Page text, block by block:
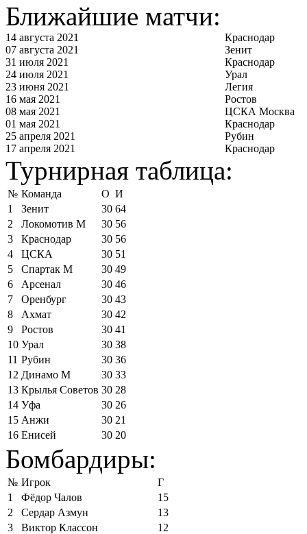
Ближайшие матчи:
14 августа 2021
Краснодар
07 августа 2021
Зенит
31 июля 2021
Краснодар
24 июля 2021
Урал
23 июня 2021
Легия
16 мая 2021
Ростов
08 мая 2021
ЦСКА Москва
01 мая 2021
Краснодар
25 апреля 2021
Рубин
17 апреля 2021
Краснодар
Турнирная таблица:
№ Команда О И
1
Зенит 30 64
2
Локомотив М 30 56
3
Краснодар 30 56
4
ЦСКА 30 51
5
Спартак М 30 49
6
Арсенал 30 46
7
Оренбург 30 43
8
Ахмат 30 42
9
Ростов 30 41
10 Урал 30 38
11 Рубин 30 36
12 Динамо М 30 33
13 Крылья Советов 30 28
14 Уфа 30 26
15 Анжи 30 21
16 Енисей 30 20
Бомбардиры:
№ Игрок
Г
1
Фёдор Чалов
15
2
Сердар Азмун
13
3
Виктор Классон
12